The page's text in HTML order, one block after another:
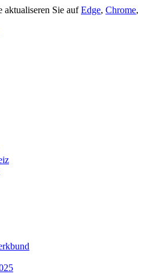
aktualiseren Sie aufEdge, Chrome,